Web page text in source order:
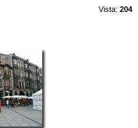
Vista: 204